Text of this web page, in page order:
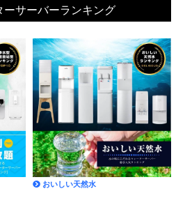
ーサーバーランキング
おいしい天然水